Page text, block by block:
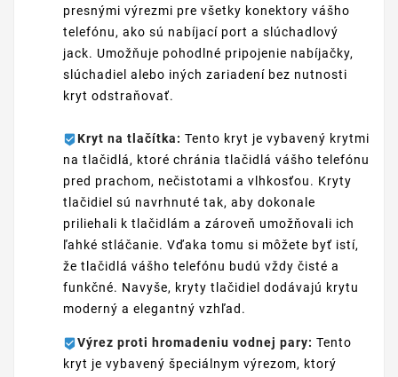
presnými výrezmi pre všetky konektory vášho
telefónu, ako sú nabíjací port a slúchadlový
jack. Umožňuje pohodlné pripojenie nabíjačky,
slúchadiel alebo iných zariadení bez nutnosti
kryt odstraňovať.
Kryt na tlačítka: Tento kryt je vybavený krytmi
na tlačidlá, ktoré chránia tlačidlá vášho telefónu
pred prachom, nečistotami a vlhkosťou. Kryty
tlačidiel sú navrhnuté tak, aby dokonale
priliehali k tlačidlám a zároveň umožňovali ich
ľahké stláčanie. Vďaka tomu si môžete byť istí,
že tlačidlá vášho telefónu budú vždy čisté a
funkčné. Navyše, kryty tlačidiel dodávajú krytu
moderný a elegantný vzhľad.
Výrez proti hromadeniu vodnej pary: Tento
kryt je vybavený špeciálnym výrezom, ktorý